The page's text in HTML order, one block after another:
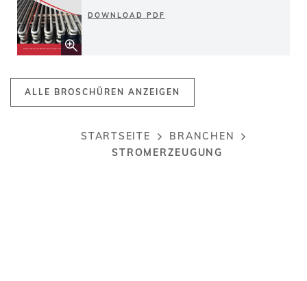
Breadcrumb
STARTSEITE
BRANCHEN
STROMERZEUGUNG
ALLE BROSCHÜREN ANZEIGEN
DOWNLOAD PDF